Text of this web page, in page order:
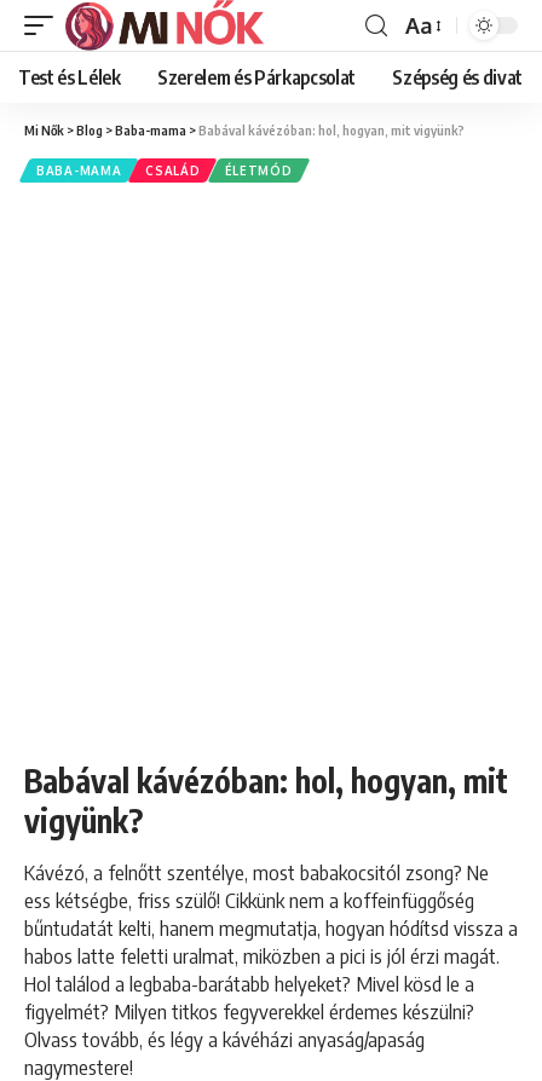
Font
Resizer
Aa
Test és Lélek Szerelem és Párkapcsolat Szépség és divat
Mi Nők >Blog >Baba-mama >Babával kávézóban: hol, hogyan, mit vigyünk?
BABA-MAMA CSALÁD ÉLETMÓD
Babával kávézóban: hol, hogyan, mit
vigyünk?
Kávézó, a felnőtt szentélye, most babakocsitól zsong? Ne
ess kétségbe, friss szülő! Cikkünk nem a koffeinfüggőség
bűntudatát kelti, hanem megmutatja, hogyan hódítsd vissza a
habos latte feletti uralmat, miközben a pici is jól érzi magát.
Hol találod a legbaba-barátabb helyeket? Mivel kösd le a
figyelmét? Milyen titkos fegyverekkel érdemes készülni?
Olvass tovább, és légy a kávéházi anyaság/apaság
nagymestere!